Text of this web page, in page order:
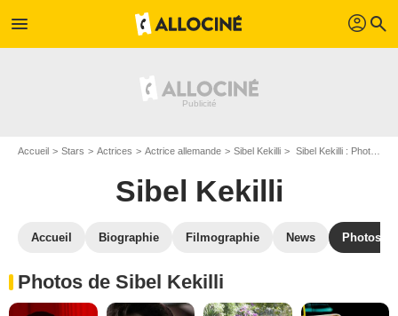
menu profil search
Accueil Stars Actrices Actrice allemande Sibel Kekilli Sibel Kekilli : Photos de ses films et séries
Sibel Kekilli
Accueil Biographie Filmographie News Photos
Photos de Sibel Kekilli